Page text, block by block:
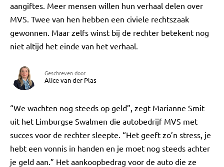
aangiftes. Meer mensen willen hun verhaal delen over
MVS. Twee van hen hebben een civiele rechtszaak
gewonnen. Maar zelfs winst bij de rechter betekent nog
niet altijd het einde van het verhaal.
Geschreven door
Alice van der Plas
“We wachten nog steeds op geld”, zegt Marianne Smit
uit het Limburgse Swalmen die autobedrijf MVS met
succes voor de rechter sleepte. “Het geeft zo’n stress, je
hebt een vonnis in handen en je moet nog steeds achter
je geld aan.” Het aankoopbedrag voor de auto die ze